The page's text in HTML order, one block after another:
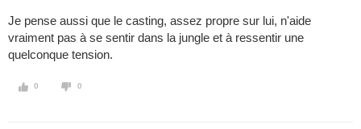
Je pense aussi que le casting, assez propre sur lui, n'aide
vraiment pas à se sentir dans la jungle et à ressentir une
quelconque tension.
0 0